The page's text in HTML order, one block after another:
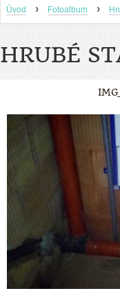
Úvod › Fotoalbum ›
HRUBÉ